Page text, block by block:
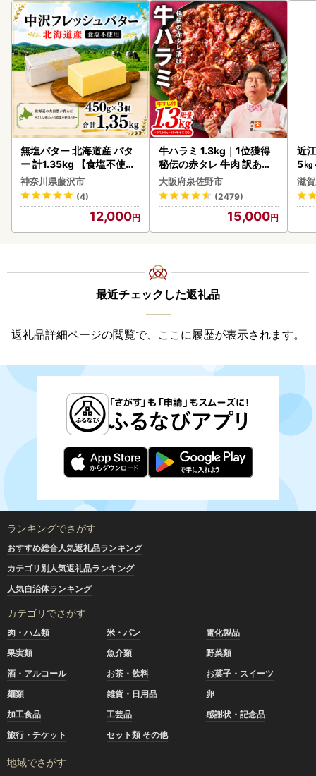
無塩バター 北海道産 バタ
ー 計1.35kg 【食塩不使用
】
神奈川県藤沢市
(4)
12,000
牛ハラミ 1.3kg｜1位獲得
秘伝の赤タレ 牛肉 訳あり
焼肉 BBQ
大阪府泉佐野市
(2479)
15,000
近
5㎏
菜
滋
最近チェックした返礼品
返礼品詳細ページの閲覧で、ここに履歴が表示されます。
ランキングでさがす
おすすめ総合人気返礼品ランキング
カテゴリ別人気返礼品ランキング
人気自治体ランキング
カテゴリでさがす
肉・ハム類 米・パン
電化製品
果実類
魚介類
野菜類
酒・アルコール
お茶・飲料
お菓子・スイーツ
麺類
雑貨・日用品
卵
加工食品
工芸品
感謝状・記念品
旅行・チケット
セット類 その他
地域でさがす